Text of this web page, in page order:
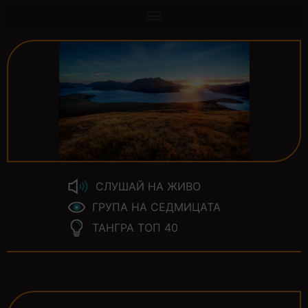
СЛУШАЙ НА ЖИВО
ГРУПА НА СЕДМИЦАТА
ТАНГРА ТОП 40